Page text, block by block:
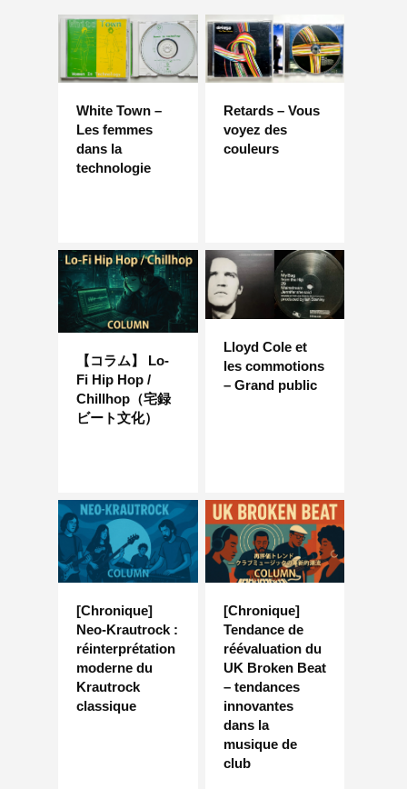
White Town –
Les femmes
dans la
technologie
Retards – Vous
voyez des
couleurs
【コラム】 Lo-
Fi Hip Hop /
Chillhop（宅録
ビート文化）
Lloyd Cole et
les commotions
– Grand public
[Chronique]
Neo-Krautrock :
réinterprétation
moderne du
Krautrock
classique
[Chronique]
Tendance de
réévaluation du
UK Broken Beat
– tendances
innovantes
dans la
musique de
club